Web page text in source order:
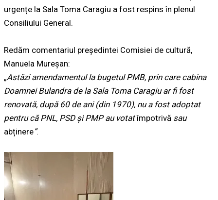
urgențe la Sala Toma Caragiu a fost respins în plenul
Consiliului General.
Redăm comentariul președintei Comisiei de cultură,
Manuela Mureșan:
„Astăzi amendamentul la bugetul PMB, prin care cabina
Doamnei Bulandra de la Sala Toma Caragiu ar fi fost
renovată, după 60 de ani (din 1970), nu a fost adoptat
pentru că PNL, PSD și PMP au votatîmpotrivă sau
abținere”.